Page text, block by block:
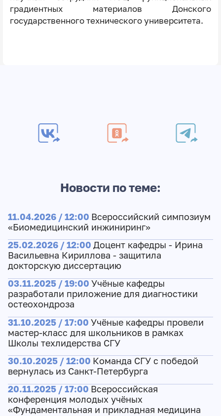
градиентных материалов Донского
государственного технического университета.
Новости по теме:
11.04.2026 / 12:00 Всероссийский симпозиум
«Биомедицинский инжиниринг»
25.02.2026 / 12:00 Доцент кафедры - Ирина
Васильевна Кириллова - защитила
докторскую диссертацию
03.11.2025 / 19:00 Учёные кафедры
разработали приложение для диагностики
остеохондроза
31.10.2025 / 17:00 Учёные кафедры провели
мастер-класс для школьников в рамках
Школы техлидерства СГУ
30.10.2025 / 12:00 Команда СГУ с победой
вернулась из Санкт-Петербурга
20.11.2025 / 17:00 Всероссийская
конференция молодых учёных
«Фундаментальная и прикладная медицина